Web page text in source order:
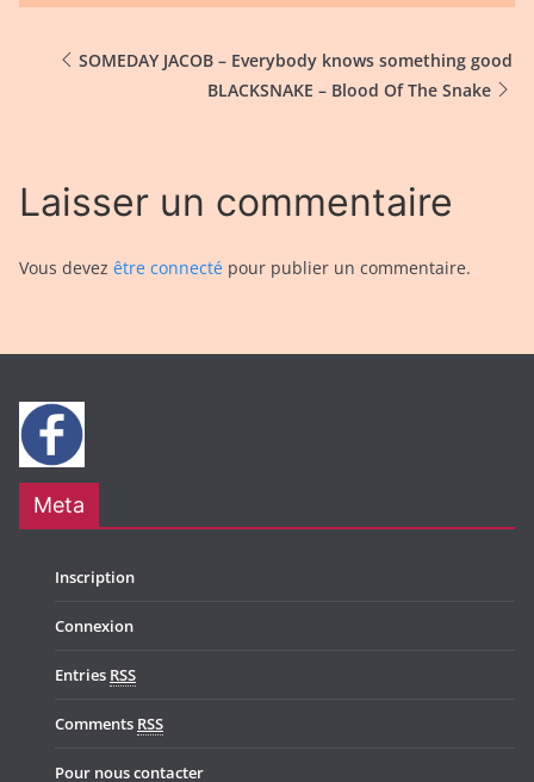
SOMEDAY JACOB – Everybody knows something good
BLACKSNAKE – Blood Of The Snake
Laisser un commentaire
Vous devez être connecté pour publier un commentaire.
Meta
Inscription
Connexion
Entries RSS
Comments RSS
Pour nous contacter